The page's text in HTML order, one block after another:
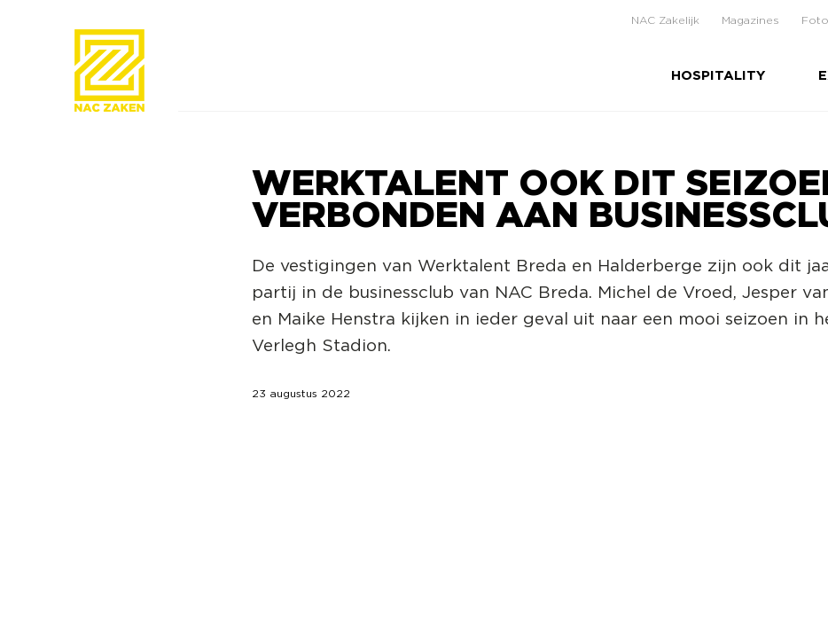
NAC Zakelijk Magazines
HOSPITALITY
WERKTALENT OOK DIT
VERBONDEN AAN
De vestigingen van Werktalent Breda en Halderberge zijn ook dit
partij in de businessclub van NAC Breda. Michel de Vroed, Jesper
en Maike Henstra kijken in ieder geval uit naar een mooi seizoen in
Verlegh Stadion.
23 augustus 2022